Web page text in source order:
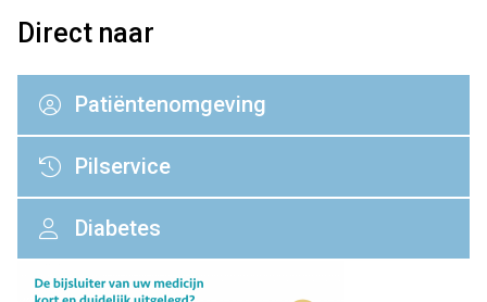
Direct naar
Patiëntenomgeving
Pilservice
Diabetes